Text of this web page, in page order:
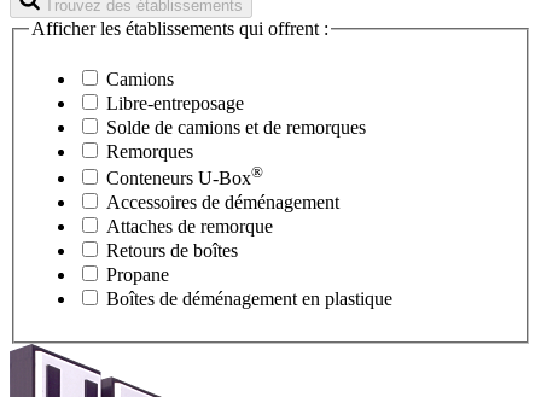
Trouvez des établissements
Afficher les établissements qui offrent :
Camions
Libre-entreposage
Solde de camions et de remorques
Remorques
Conteneurs U-Box®
Accessoires de déménagement
Attaches de remorque
Retours de boîtes
Propane
Boîtes de déménagement en plastique